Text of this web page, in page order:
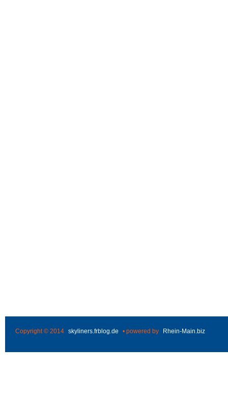
Copyright © 2014 skyliners.frblog.de • powered by Rhein-Main.biz